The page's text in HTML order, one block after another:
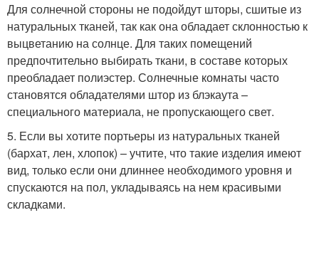
Для солнечной стороны не подойдут шторы, сшитые из
натуральных тканей, так как она обладает склонностью к
выцветанию на солнце. Для таких помещений
предпочтительно выбирать ткани, в составе которых
преобладает полиэстер. Солнечные комнаты часто
становятся обладателями штор из блэкаута –
специального материала, не пропускающего свет.
5. Если вы хотите портьеры из натуральных тканей
(бархат, лен, хлопок) – учтите, что такие изделия имеют
вид, только если они длиннее необходимого уровня и
спускаются на пол, укладываясь на нем красивыми
складками.